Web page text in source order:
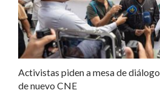
Activistas piden a mesa de
de nuevo CNE